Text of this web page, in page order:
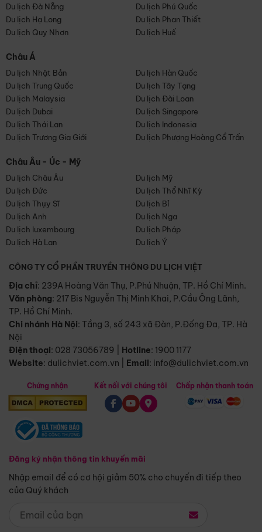
Du lịch Đà Nẵng
Du lịch Phú Quốc
Du lịch Hạ Long
Du lịch Phan Thiết
Du lịch Quy Nhơn
Du lịch Huế
Châu Á
Du lịch Nhật Bản
Du lịch Hàn Quốc
Du lịch Trung Quốc
Du lịch Tây Tạng
Du lịch Malaysia
Du lịch Đài Loan
Du lịch Dubai
Du lịch Singapore
Du lịch Thái Lan
Du lịch Indonesia
Du lịch Trương Gia Giới
Du lịch Phượng Hoàng Cổ Trấn
Châu Âu - Úc - Mỹ
Du lịch Châu Âu
Du lịch Mỹ
Du lịch Đức
Du lịch Thổ Nhĩ Kỳ
Du lịch Thụy Sĩ
Du lịch Bỉ
Du lịch Anh
Du lịch Nga
Du lịch luxembourg
Du lịch Pháp
Du lịch Hà Lan
Du lịch Ý
CÔNG TY CỔ PHẦN TRUYỀN THÔNG DU LỊCH VIỆT
Địa chỉ: 239A Hoàng Văn Thụ, P.Phú Nhuận, TP. Hồ Chí Minh.
Văn phòng: 217 Bis Nguyễn Thị Minh Khai, P.Cầu Ông Lãnh,
TP. Hồ Chí Minh.
Chi nhánh Hà Nội: Tầng 3, số 243 xã Đàn, P.Đống Đa, TP. Hà
Nội
Điện thoại: 028 73056789 Hotline: 1900 1177
Website: dulichviet.com.vn Email: info@dulichviet.com.vn
Chứng nhận
Đăng ký nhận thông tin khuyến mãi
Nhập email để có cơ hội giảm 50% cho chuyến đi tiếp theo
của Quý khách
Kết nối với chúng tôi Chấp nhận thanh toán